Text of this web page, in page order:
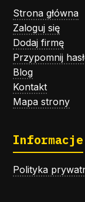
Strona główna
Zaloguj się
Dodaj firmę
Przypomnij
Blog
Kontakt
Mapa strony
Informacje
Polityka